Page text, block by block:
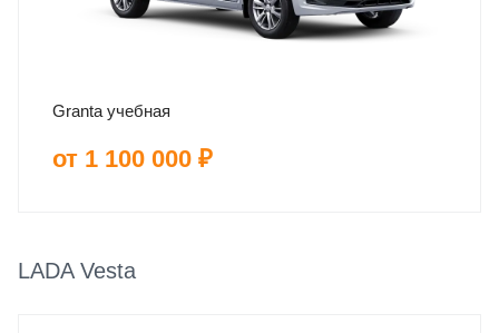
Granta учебная
от 1 100 000 ₽
LADA Vesta